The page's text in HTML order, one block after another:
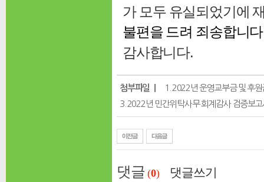
가 모두 유실되었기에
불편을 드려 죄송합니
감사합니다.
첨부파일 ｜
1. 2022년 운영교부금 및 후
3. 2022년 민간위탁사무 회계감사 검증보
댓글(0)
댓글쓰기